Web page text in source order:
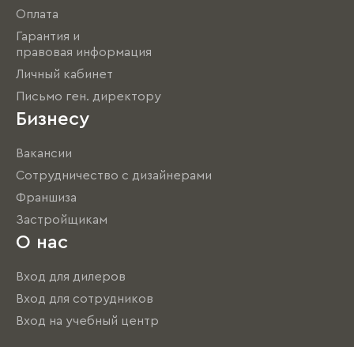
Оплата
Гарантия и
правовая информация
Личный кабинет
Письмо ген. директору
Бизнесу
Вакансии
Сотрудничество с дизайнерами
Франшиза
Застройщикам
О нас
Вход для дилеров
Вход для сотрудников
Вход на учебный центр